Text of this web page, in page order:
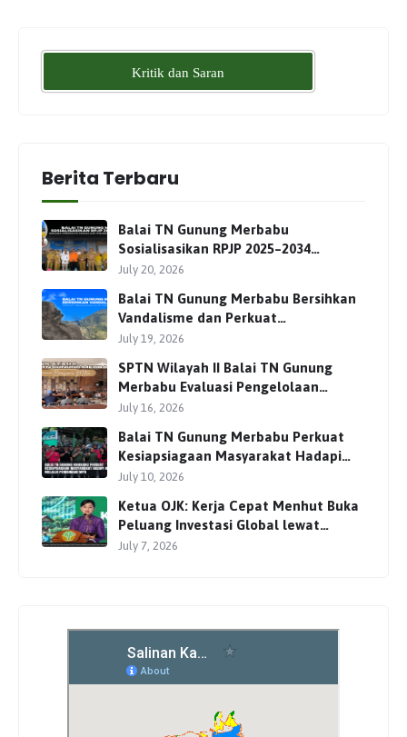
Kritik dan Saran
Berita Terbaru
Balai TN Gunung Merbabu
Sosialisasikan RPJP 2025–2034
Bersama Para Pemangku
July 20, 2026
Balai TN Gunung Merbabu Bersihkan
Vandalisme dan Perkuat
Pengamanan Jalur Pendakian
July 19, 2026
SPTN Wilayah II Balai TN Gunung
Merbabu Evaluasi Pengelolaan
Wisata Pendakian Bersama Mitra
July 16, 2026
Balai TN Gunung Merbabu Perkuat
Kesiapsiagaan Masyarakat Hadapi
Karhutla Melalui Pembinaan MPA
July 10, 2026
Ketua OJK: Kerja Cepat Menhut Buka
Peluang Investasi Global lewat
Perdagangan Karbon
July 7, 2026